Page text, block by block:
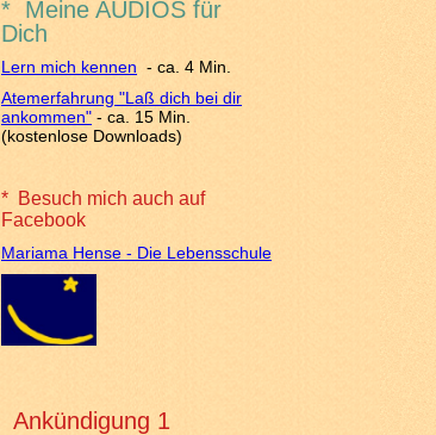
* Meine AUDIOS für
Dich
Lern mich kennen - ca. 4 Min.
Atemerfahrung "Laß dich bei dir
ankommen" - ca. 15 Min.
(kostenlose Downloads)
* Besuch mich auch auf
Facebook
Mariama Hense - Die Lebensschule
Ankündigung 1